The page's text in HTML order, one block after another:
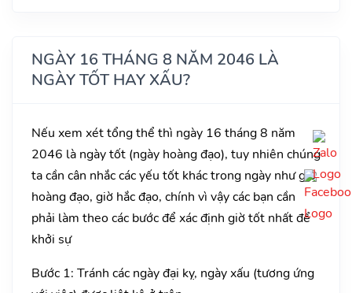
NGÀY 16 THÁNG 8 NĂM 2046 LÀ
NGÀY TỐT HAY XẤU?
Nếu xem xét tổng thể thì ngày 16 tháng 8 năm
2046 là ngày tốt (ngày hoàng đạo), tuy nhiên chúng
ta cần cân nhắc các yếu tốt khác trong ngày như giờ
hoàng đạo, giờ hắc đạo, chính vì vậy các bạn cần
phải làm theo các bước để xác định giờ tốt nhất để
khởi sự
Bước 1: Tránh các ngày đại kỵ, ngày xấu (tương ứng